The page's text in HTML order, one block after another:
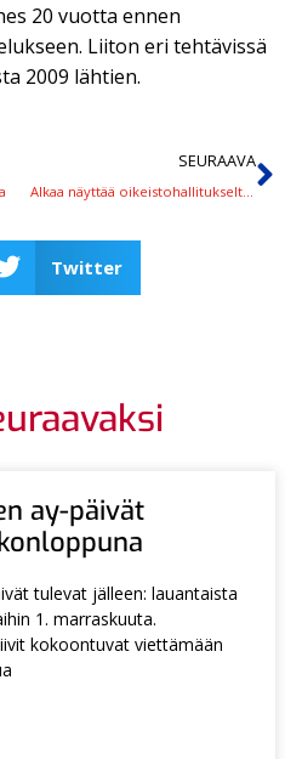
20 vuotta ennen
Liiton eri tehtävissä
2009 lähtien.
SEURAAVA
Alkaa näyttää oikeistohallitukselta – mitä on edessä?
Twitter
ay-päivät
tulevat jälleen: lauantaista
1. marraskuuta.
kokoontuvat viettämään